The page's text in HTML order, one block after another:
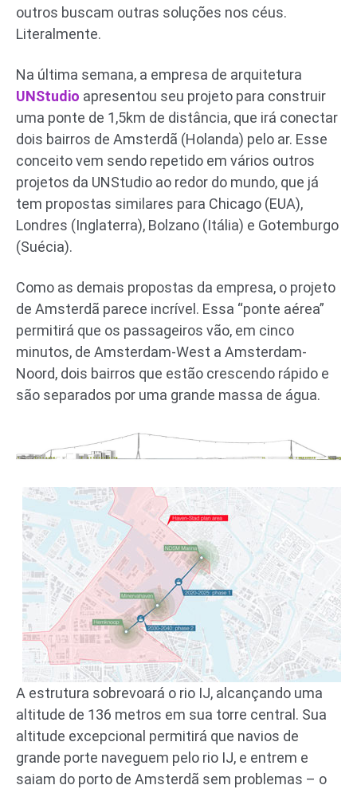
outros buscam outras soluções nos céus.
Literalmente.
Na última semana, a empresa de arquitetura
UNStudio apresentou seu projeto para construir
uma ponte de 1,5km de distância, que irá conectar
dois bairros de Amsterdã (Holanda) pelo ar. Esse
conceito vem sendo repetido em vários outros
projetos da UNStudio ao redor do mundo, que já
tem propostas similares para Chicago (EUA),
Londres (Inglaterra), Bolzano (Itália) e Gotemburgo
(Suécia).
Como as demais propostas da empresa, o projeto
de Amsterdã parece incrível. Essa “ponte aérea”
permitirá que os passageiros vão, em cinco
minutos, de Amsterdam-West a Amsterdam-
Noord, dois bairros que estão crescendo rápido e
são separados por uma grande massa de água.
A estrutura sobrevoará o rio IJ, alcançando uma
altitude de 136 metros em sua torre central. Sua
altitude excepcional permitirá que navios de
grande porte naveguem pelo rio IJ, e entrem e
saiam do porto de Amsterdã sem problemas – o